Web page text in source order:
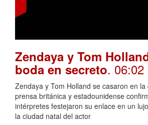
Zendaya y Tom
boda en secreto. 06:02
Zendaya y Tom Holland se casaron en
prensa británica y estadounidense
intérpretes festejaron su enlace en un
la ciudad natal del actor